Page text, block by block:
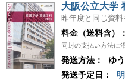
大阪公立大学
昨年度と同じ資料
料金（送料含）：
同封の支払い方法に
発送方法：
ゆ
発送予定日：